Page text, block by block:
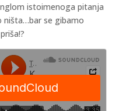
istoimenoga pitanja
ništa…bar se gibamo